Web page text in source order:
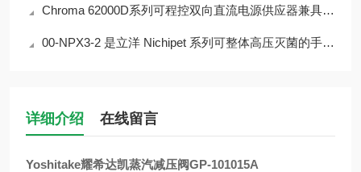
Chroma 62000D系列可程控双向直流电源供应器兼具电源及负载特性62180D-1200
00-NPX3-2 是立洋 Nichipet 系列可整体高压灭菌的手动可调式微量移液器
详细介绍 在线留言
Yoshitake耀希达凯蒸汽减压阀GP-101015A